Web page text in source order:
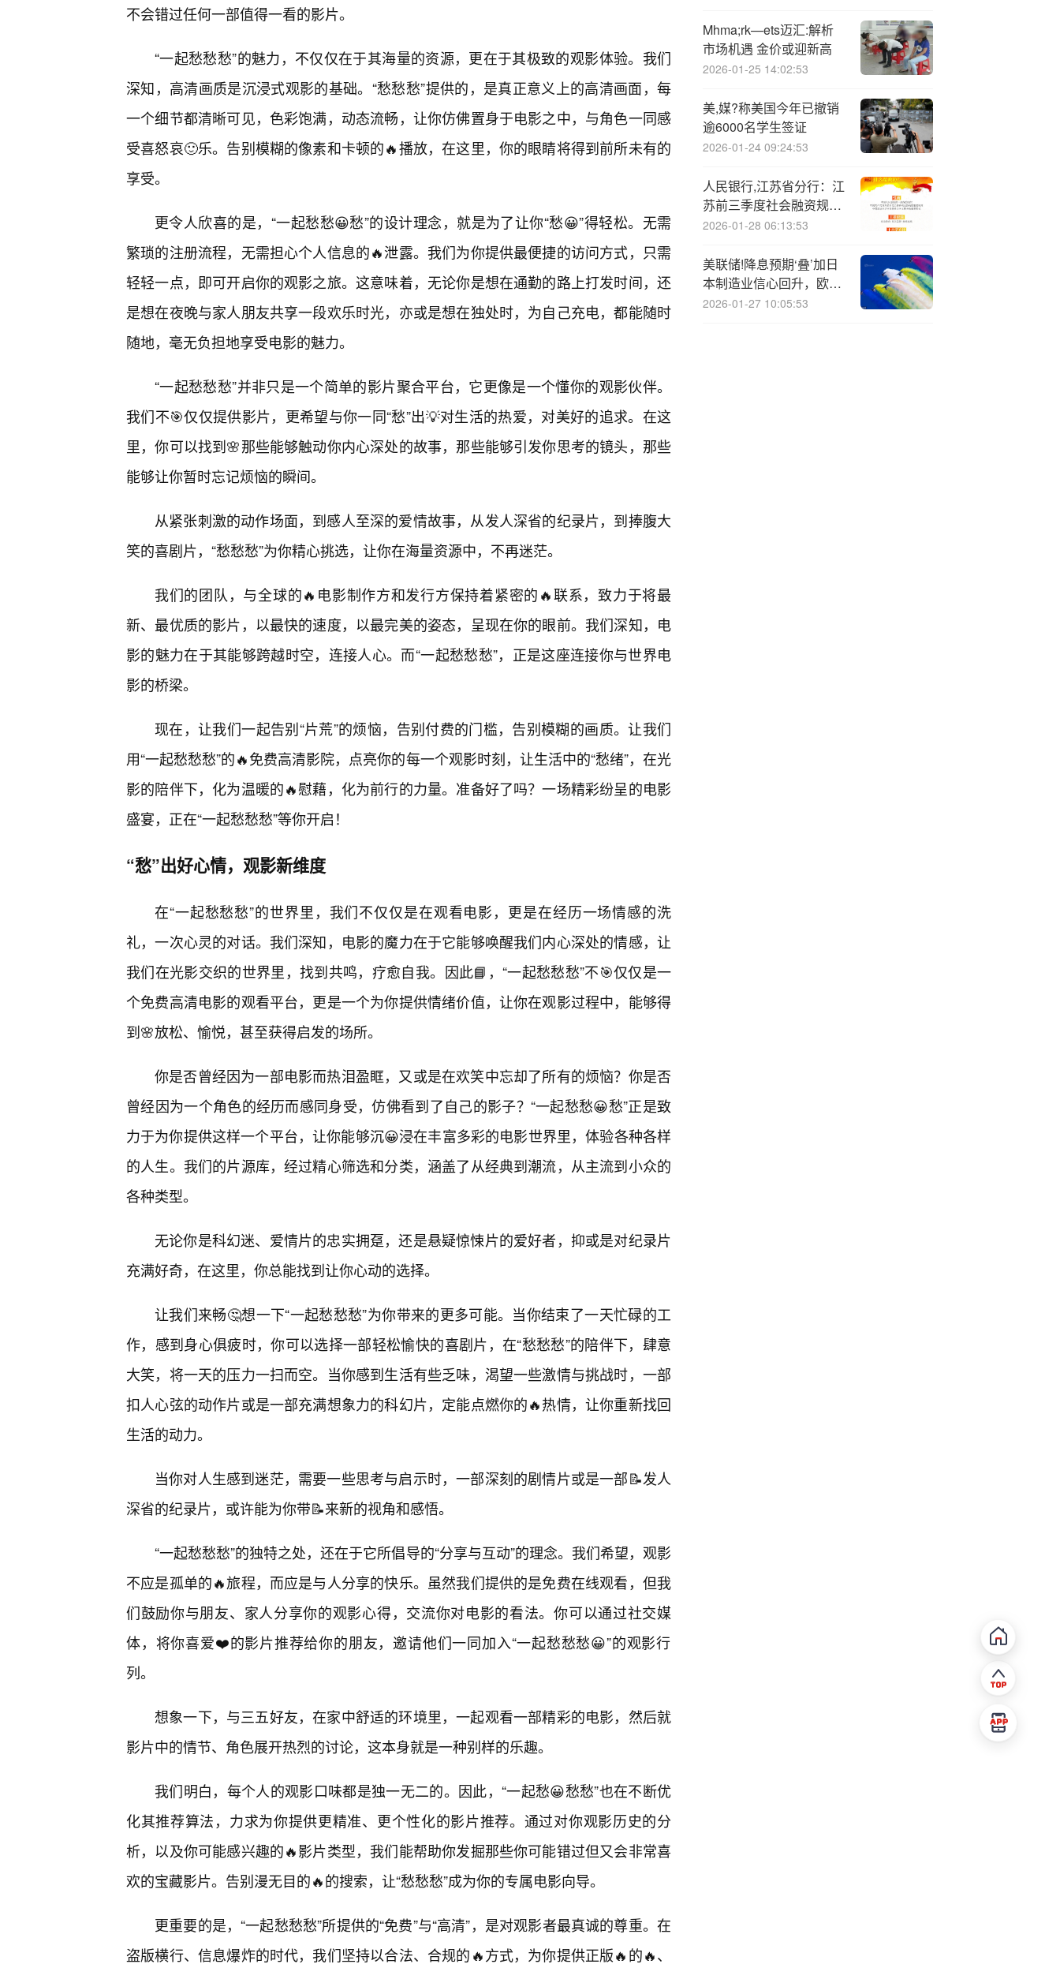
不会错过任何一部值得一看的影片。
“一起愁愁愁”的魅力，不仅仅在于其海量的资源，更在于其极致的观影体验。我们
深知，高清画质是沉浸式观影的基础。“愁愁愁”提供的，是真正意义上的高清画面，每
一个细节都清晰可见，色彩饱满，动态流畅，让你仿佛置身于电影之中，与角色一同感
受喜怒哀🙂乐。告别模糊的像素和卡顿的🔥播放，在这里，你的眼睛将得到前所未有的
享受。
更令人欣喜的是，“一起愁愁😀愁”的设计理念，就是为了让你“愁😀”得轻松。无需
繁琐的注册流程，无需担心个人信息的🔥泄露。我们为你提供最便捷的访问方式，只需
轻轻一点，即可开启你的观影之旅。这意味着，无论你是想在通勤的路上打发时间，还
是想在夜晚与家人朋友共享一段欢乐时光，亦或是想在独处时，为自己充电，都能随时
随地，毫无负担地享受电影的魅力。
“一起愁愁愁”并非只是一个简单的影片聚合平台，它更像是一个懂你的观影伙伴。
我们不🎯仅仅提供影片，更希望与你一同“愁”出💡对生活的热爱，对美好的追求。在这
里，你可以找到🌸那些能够触动你内心深处的故事，那些能够引发你思考的镜头，那些
能够让你暂时忘记烦恼的瞬间。
从紧张刺激的动作场面，到感人至深的爱情故事，从发人深省的纪录片，到捧腹大
笑的喜剧片，“愁愁愁”为你精心挑选，让你在海量资源中，不再迷茫。
我们的团队，与全球的🔥电影制作方和发行方保持着紧密的🔥联系，致力于将最
新、最优质的影片，以最快的速度，以最完美的姿态，呈现在你的眼前。我们深知，电
影的魅力在于其能够跨越时空，连接人心。而“一起愁愁愁”，正是这座连接你与世界电
影的桥梁。
现在，让我们一起告别“片荒”的烦恼，告别付费的门槛，告别模糊的画质。让我们
用“一起愁愁愁”的🔥免费高清影院，点亮你的每一个观影时刻，让生活中的“愁绪”，在光
影的陪伴下，化为温暖的🔥慰藉，化为前行的力量。准备好了吗？一场精彩纷呈的电影
盛宴，正在“一起愁愁愁”等你开启！
“愁”出好心情，观影新维度
在“一起愁愁愁”的世界里，我们不仅仅是在观看电影，更是在经历一场情感的洗
礼，一次心灵的对话。我们深知，电影的魔力在于它能够唤醒我们内心深处的情感，让
我们在光影交织的世界里，找到共鸣，疗愈自我。因此📘，“一起愁愁愁”不🎯仅仅是一
个免费高清电影的观看平台，更是一个为你提供情绪价值，让你在观影过程中，能够得
到🌸放松、愉悦，甚至获得启发的场所。
你是否曾经因为一部电影而热泪盈眶，又或是在欢笑中忘却了所有的烦恼？你是否
曾经因为一个角色的经历而感同身受，仿佛看到了自己的影子？“一起愁愁😀愁”正是致
力于为你提供这样一个平台，让你能够沉😀浸在丰富多彩的电影世界里，体验各种各样
的人生。我们的片源库，经过精心筛选和分类，涵盖了从经典到潮流，从主流到小众的
各种类型。
无论你是科幻迷、爱情片的忠实拥趸，还是悬疑惊悚片的爱好者，抑或是对纪录片
充满好奇，在这里，你总能找到让你心动的选择。
让我们来畅🤔想一下“一起愁愁愁”为你带来的更多可能。当你结束了一天忙碌的工
作，感到身心俱疲时，你可以选择一部轻松愉快的喜剧片，在“愁愁愁”的陪伴下，肆意
大笑，将一天的压力一扫而空。当你感到生活有些乏味，渴望一些激情与挑战时，一部
扣人心弦的动作片或是一部充满想象力的科幻片，定能点燃你的🔥热情，让你重新找回
生活的动力。
当你对人生感到迷茫，需要一些思考与启示时，一部深刻的剧情片或是一部📝发人
深省的纪录片，或许能为你带📝来新的视角和感悟。
“一起愁愁愁”的独特之处，还在于它所倡导的“分享与互动”的理念。我们希望，观影
不应是孤单的🔥旅程，而应是与人分享的快乐。虽然我们提供的是免费在线观看，但我
们鼓励你与朋友、家人分享你的观影心得，交流你对电影的看法。你可以通过社交媒
体，将你喜爱❤️的影片推荐给你的朋友，邀请他们一同加入“一起愁愁愁😀”的观影行
列。
想象一下，与三五好友，在家中舒适的环境里，一起观看一部精彩的电影，然后就
影片中的情节、角色展开热烈的讨论，这本身就是一种别样的乐趣。
我们明白，每个人的观影口味都是独一无二的。因此，“一起愁😀愁愁”也在不断优
化其推荐算法，力求为你提供更精准、更个性化的影片推荐。通过对你观影历史的分
析，以及你可能感兴趣的🔥影片类型，我们能帮助你发掘那些你可能错过但又会非常喜
欢的宝藏影片。告别漫无目的🔥的搜索，让“愁愁愁”成为你的专属电影向导。
更重要的是，“一起愁愁愁”所提供的“免费”与“高清”，是对观影者最真诚的尊重。在
盗版横行、信息爆炸的时代，我们坚持以合法、合规的🔥方式，为你提供正版🔥的🔥、
Mhma;rk—ets迈汇:解析
市场机遇 金价或迎新高
2026-01-25 14:02:53
美,媒?称美国今年已撤销
逾6000名学生签证
2026-01-24 09:24:53
人民银行,江苏省分行：江
苏前三季度社会融资规
模、新增贷款增量居全国
2026-01-28 06:13:53
美联储!降息预期‘叠’加日
本制造业信心回升，欧元
兑日元维持高位震荡
2026-01-27 10:05:53